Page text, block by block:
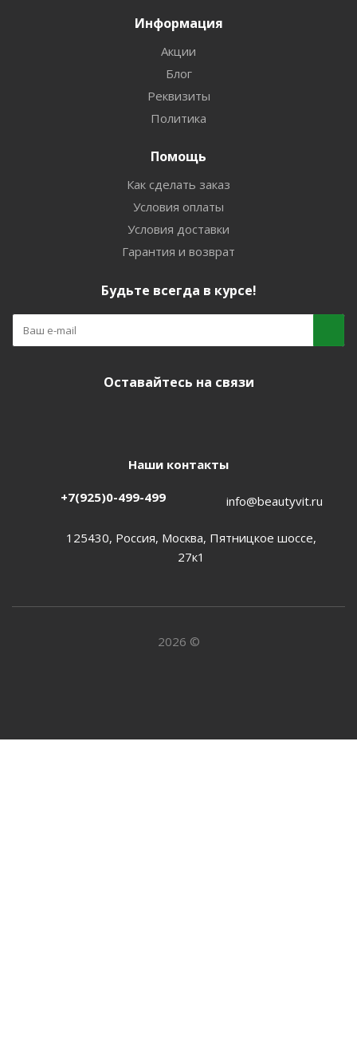
Информация
Акции
Блог
Реквизиты
Политика
Помощь
Как сделать заказ
Условия оплаты
Условия доставки
Гарантия и возврат
Будьте всегда в курсе!
Оставайтесь на связи
Наши контакты
+7(925)0-499-499 info@beautyvit.ru
125430, Россия, Москва, Пятницкое шоссе,
27к1
2026 ©